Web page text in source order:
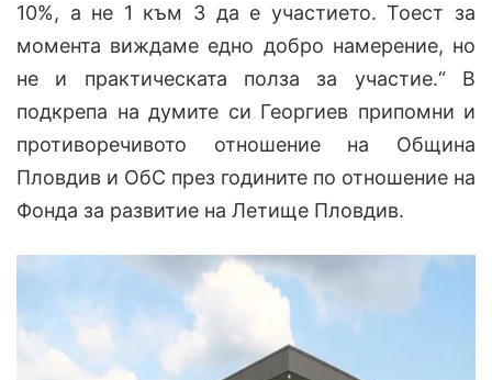
10%, а не 1 към 3 да е участието. Тоест за
момента виждаме едно добро намерение, но
не и практическата полза за участие.“ В
подкрепа на думите си Георгиев припомни и
противоречивото отношение на Община
Пловдив и ОбС през годините по отношение на
Фонда за развитие на Летище Пловдив.